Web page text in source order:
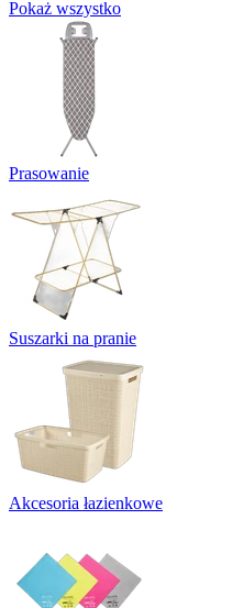
Pokaż wszystko
Prasowanie
Suszarki na pranie
Akcesoria łazienkowe